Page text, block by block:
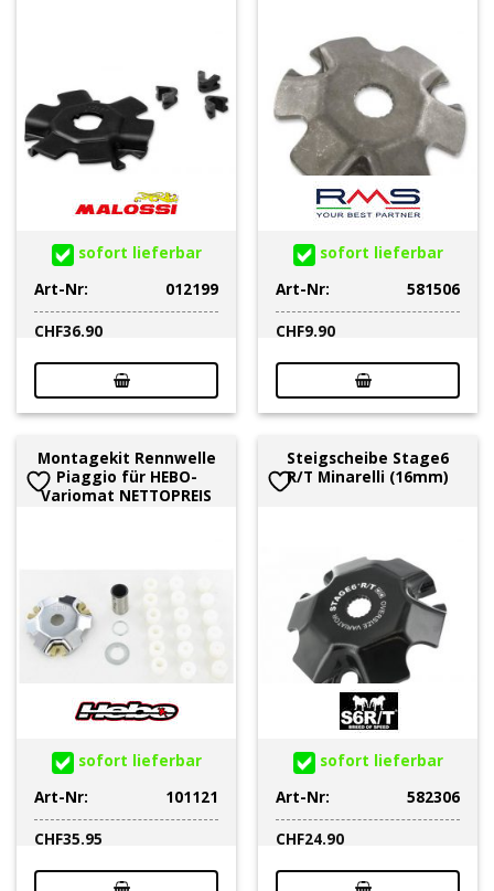
sofort lieferbar
Art-Nr:
012199
CHF36.90
sofort lieferbar
Art-Nr:
581506
CHF9.90
Montagekit Rennwelle
Piaggio für HEBO-
Variomat NETTOPREIS
sofort lieferbar
Art-Nr:
101121
CHF35.95
Steigscheibe Stage6
R/T Minarelli (16mm)
sofort lieferbar
Art-Nr:
582306
CHF24.90